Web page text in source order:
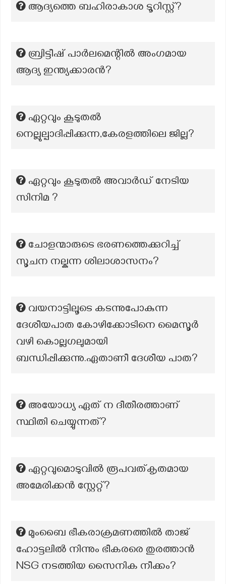
ആദ്യത്തെ ബഹിരാകാശ ടൂറിസ്റ്റ്?
ബ്രിട്ടീഷ് പാർലമെന്റിൽ അംഗമായ
ആദ്യ ഇന്ത്യക്കാരൻ?
ഏറ്റവും കൂടുതൽ
നെല്ലുല്പാദിപ്പിക്കുന്ന,കേരളത്തിലെ ജില്ല?
ഏറ്റവും കൂടുതല്‍ അവാര്‍ഡ്‌ നേടിയ
സിനിമ ?
ചോളന്മാരുടെ ഭരണത്തെക്കുറിച്ച്
സൂചന നല്കുന്ന ശിലാശാസനം?
വയനാട്ടിലൂടെ കടന്നുപോകുന്ന
ദേശീയപാത കോഴിക്കോടിനെ മൈസൂർ
വഴി കൊല്ലഗലുമായി
ബന്ധിപ്പിക്കുന്നു.ഏതാണീ ദേശീയ പാത?
അയോധ്യ ഏത് ന ദീതീരത്താണ്
സ്ഥിതി ചെയ്യുന്നത്?
ഏറ്റവുമൊടുവിൽ രൂപവത്കൃതമായ
അമേരിക്കൻ സ്റ്റേറ്റ്?
മുംബൈ ഭീകരാക്രമണത്തിൽ താജ്
ഹോട്ടലിൽ നിന്നും ഭീകരരെ തുരത്താൻ
NSG നടത്തിയ സൈനിക നീക്കം?